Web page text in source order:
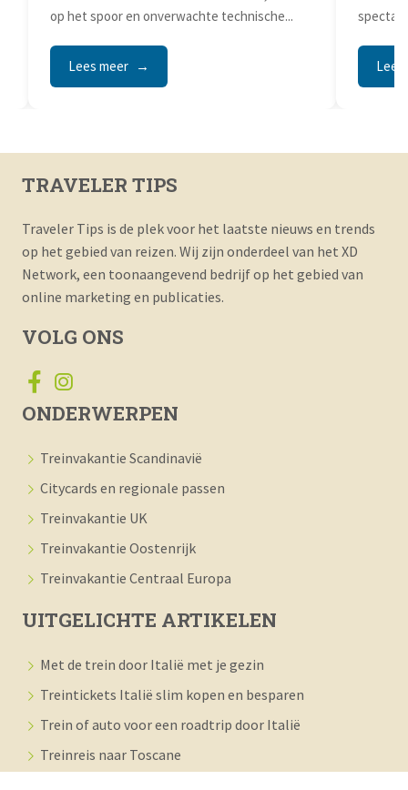
op het spoor en onverwachte technische...
Lees meer
Lees
TRAVELER TIPS
Traveler Tips is de plek voor het laatste nieuws en trends
op het gebied van reizen. Wij zijn onderdeel van het XD
Network, een toonaangevend bedrijf op het gebied van
online marketing en publicaties.
VOLG ONS
ONDERWERPEN
Treinvakantie Scandinavië
Citycards en regionale passen
Treinvakantie UK
Treinvakantie Oostenrijk
Treinvakantie Centraal Europa
UITGELICHTE ARTIKELEN
Met de trein door Italië met je gezin
Treintickets Italië slim kopen en besparen
Trein of auto voor een roadtrip door Italië
Treinreis naar Toscane